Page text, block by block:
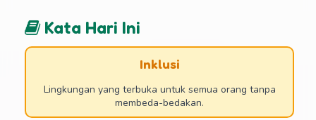
Kata Hari Ini
Inklusi
Lingkungan yang terbuka untuk semua orang tanpa
membeda-bedakan.